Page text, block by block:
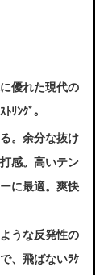
優れた現代の
ﾘﾝｸﾞ。
。余分な抜け
感。高いテン
に最適。爽快
うな反発性の
、飛ばないﾗｹ